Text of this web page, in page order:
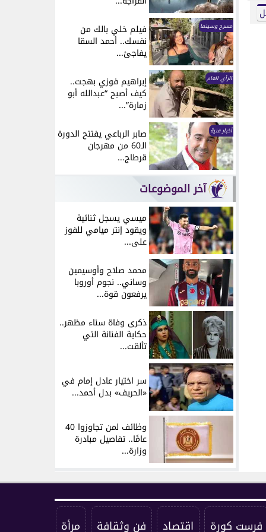
مسرح وسينما فيلم خلي بالك من
نفسك.. أحمد السقا
يفاجئ...
الرأي العام إبراهيم فوزي بهجت..
كيف أصبح “عبدالله أبو
زمارة”...
أخبار فنية صابر الرباعي يفتتح الدورة
الـ60 من مهرجان
قرطاج...
آخر الموضوعات
ميسي يسجل ثنائية
ويقود إنتر ميامي للفوز
على...
محمد صلاح وأوسيمين
وساني.. نجوم أوروبا
يرفعون قوة...
ذكرى وفاة سناء مظهر..
حكاية الفنانة التي
تألقت...
سر اختيار عادل إمام في
«الحريف» بدل أحمد...
وظائف لمن تجاوزوا 40
عامًا.. تفاصيل مبادرة
وزارة...
فرست كورة اقتصاد فن وثقافة مرأة